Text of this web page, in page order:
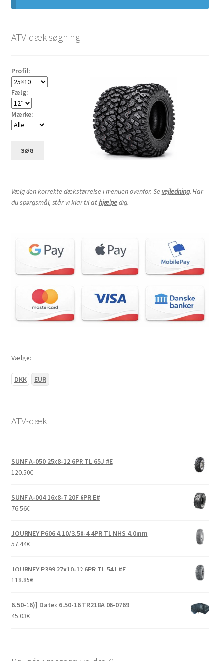
20×7-10″
20×10-10″
20×11-10″
21×7-10″
22×8-10″
22×10-10″
23×11-10″
24×9.50-10″
24×10.5-10″
25×12-10″
ATV-dæk søgning
Profil:
Fælg:
Mærke:
SØG
Vælg den korrekte dækstørrelse i menuen ovenfor. Se vejledning. Har
du spørgsmål, står vi klar til athjælpedig.
Vælge:
DKK EUR
ATV-dæk
SUNF A-050 25x8-12 6PR TL 65J #E
120.50€
SUNF A-004 16x8-7 20F 6PR E#
76.56€
JOURNEY P606 4.10/3.50-4 4PR TL NHS 4.0mm
57.44€
JOURNEY P399 27x10-12 6PR TL 54J #E
118.85€
6.50-16)] Datex 6.50-16 TR218A 06-0769
45.03€